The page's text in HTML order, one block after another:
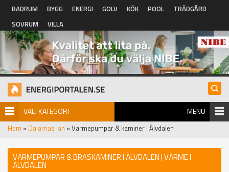
Hoppa till huvudinnehåll
BADRUM BYGG ENERGI GOLV KÖK POOL
TRÄDGÅRD
SOVRUM
VILLA
VÄLJ KATEGORI MENU
Hem » Dalarnas län » Värmepumpar & kaminer i Älvdalen
VÄRMEPUMPAR & BRASKAMINER I ÄLVDALEN | VÄRME I
ÄLVDALEN